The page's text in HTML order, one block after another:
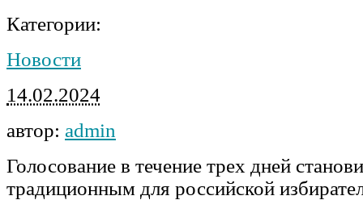
Категории:
Новости
14.02.2024
автор: admin
Голосование в течение трех дней
традиционным для российской